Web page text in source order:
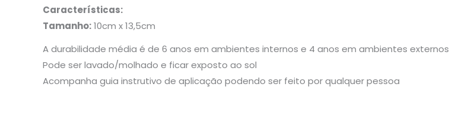
Características:
Tamanho:10cm x 13,5cm
A durabilidade média é de 6 anos em ambientes internos e 4 anos em ambientes externos
Pode ser lavado/molhado e ficar exposto ao sol
Acompanha guia instrutivo de aplicação podendo ser feito por qualquer pessoa